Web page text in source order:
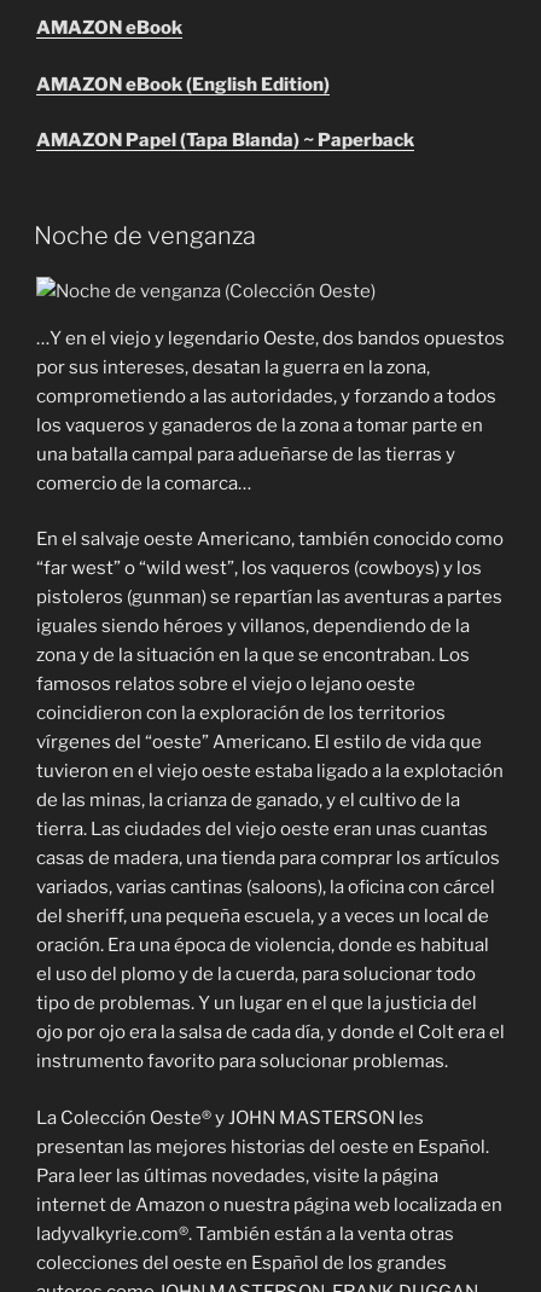
AMAZON eBook
AMAZON eBook (English Edition)
AMAZON Papel (Tapa Blanda) ~ Paperback
Noche de venganza
…Y en el viejo y legendario Oeste, dos bandos opuestos
por sus intereses, desatan la guerra en la zona,
comprometiendo a las autoridades, y forzando a todos
los vaqueros y ganaderos de la zona a tomar parte en
una batalla campal para adueñarse de las tierras y
comercio de la comarca…
En el salvaje oeste Americano, también conocido como
“far west” o “wild west”, los vaqueros (cowboys) y los
pistoleros (gunman) se repartían las aventuras a partes
iguales siendo héroes y villanos, dependiendo de la
zona y de la situación en la que se encontraban. Los
famosos relatos sobre el viejo o lejano oeste
coincidieron con la exploración de los territorios
vírgenes del “oeste” Americano. El estilo de vida que
tuvieron en el viejo oeste estaba ligado a la explotación
de las minas, la crianza de ganado, y el cultivo de la
tierra. Las ciudades del viejo oeste eran unas cuantas
casas de madera, una tienda para comprar los artículos
variados, varias cantinas (saloons), la oficina con cárcel
del sheriff, una pequeña escuela, y a veces un local de
oración. Era una época de violencia, donde es habitual
el uso del plomo y de la cuerda, para solucionar todo
tipo de problemas. Y un lugar en el que la justicia del
ojo por ojo era la salsa de cada día, y donde el Colt era el
instrumento favorito para solucionar problemas.
La Colección Oeste® y JOHN MASTERSON les
presentan las mejores historias del oeste en Español.
Para leer las últimas novedades, visite la página
internet de Amazon o nuestra página web localizada en
ladyvalkyrie.com®. También están a la venta otras
colecciones del oeste en Español de los grandes